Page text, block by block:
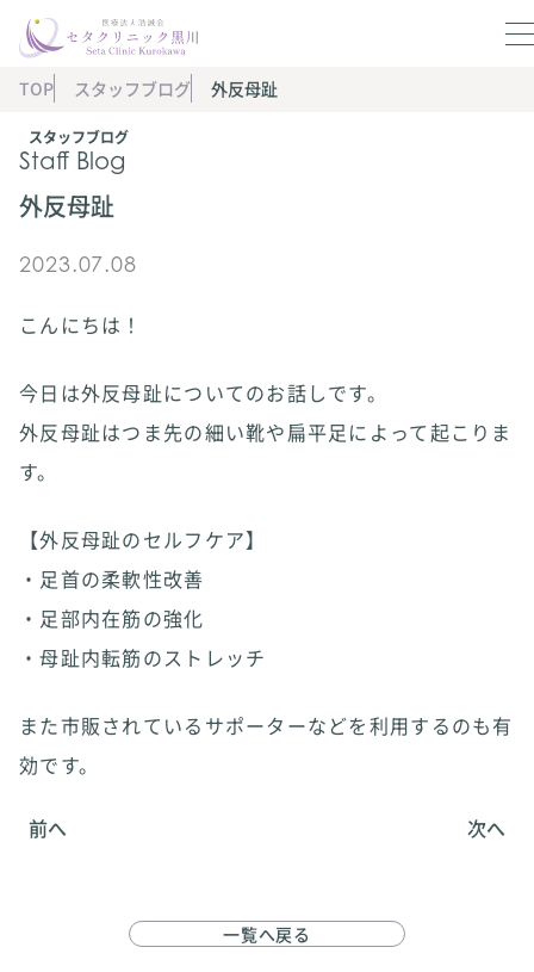
スタッフブログ
Staff Blog
TOP スタッフブログ 外反母趾
外反母趾
2023.07.08
こんにちは！
今日は外反母趾についてのお話しです。
外反母趾はつま先の細い靴や扁平足によって起こりま
す。
【外反母趾のセルフケア】
・足首の柔軟性改善
・足部内在筋の強化
・母趾内転筋のストレッチ
また市販されているサポーターなどを利用するのも有
効です。
前へ 次へ
一覧へ戻る